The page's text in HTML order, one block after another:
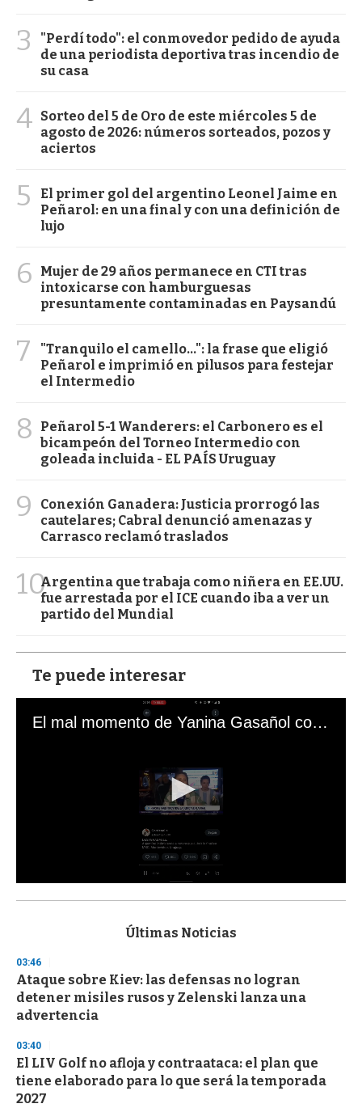
3
"Perdí todo": el conmovedor pedido de ayuda
de una periodista deportiva tras incendio de
su casa
4 Sorteo del 5 de Oro de este miércoles 5 de
agosto de 2026: números sorteados, pozos y
aciertos
5
El primer gol del argentino Leonel Jaime en
Peñarol: en una final y con una definición de
lujo
6
Mujer de 29 años permanece en CTI tras
intoxicarse con hamburguesas
presuntamente contaminadas en Paysandú
7
"Tranquilo el camello...": la frase que eligió
Peñarol e imprimió en pilusos para festejar
el Intermedio
8
Peñarol 5-1 Wanderers: el Carbonero es el
bicampeón del Torneo Intermedio con
goleada incluida - EL PAÍS Uruguay
9
Conexión Ganadera: Justicia prorrogó las
cautelares; Cabral denunció amenazas y
Carrasco reclamó traslados
10Argentina que trabaja como niñera en EE.UU.
fue arrestada por el ICE cuando iba a ver un
partido del Mundial
Te puede interesar
El mal momento de Yanina Gasañol con un hincha argentino en "Subrayado"
s
d
s
o
f
3
s
e
c
o
n
Últimas Noticias
03:46
Ataque sobre Kiev: las defensas no logran
detener misiles rusos y Zelenski lanza una
advertencia
03:40
El LIV Golf no afloja y contraataca: el plan que
tiene elaborado para lo que será la temporada
2027